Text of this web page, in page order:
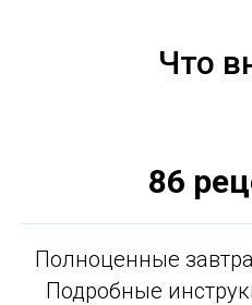
Что
86
Полноценные
Подробные